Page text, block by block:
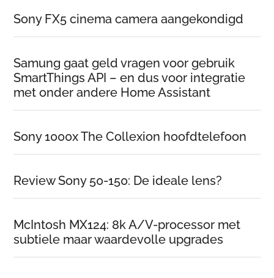
Sony FX5 cinema camera aangekondigd
Samung gaat geld vragen voor gebruik
SmartThings API – en dus voor integratie
met onder andere Home Assistant
Sony 1000x The Collexion hoofdtelefoon
Review Sony 50-150: De ideale lens?
McIntosh MX124: 8k A/V-processor met
subtiele maar waardevolle upgrades